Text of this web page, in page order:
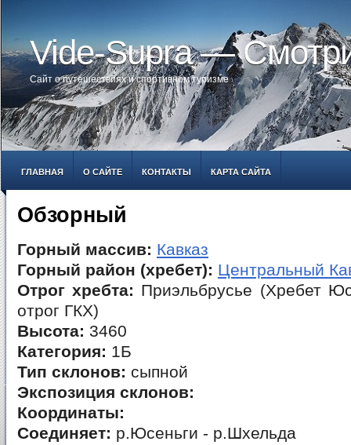
Vide-Supra —
Сайт о путешествиях и спортивном туризме
ГЛАВНАЯ О САЙТЕ КОНТАКТЫ КАРТА САЙТА
Обзорный
Горный массив: Кавказ
Горный район (хребет): Центральный
Отрог хребта: Приэльбрусье (Хребет
отрог ГКХ)
Высота: 3460
Категория: 1Б
Тип склонов: сыпной
Экспозиция склонов:
Координаты:
Соединяет: р.Юсеньги - р.Шхельда